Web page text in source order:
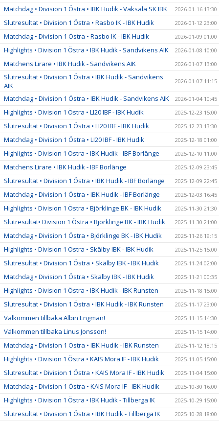
Matchdag • Division 1 Östra • IBK Hudik - Vaksala SK IBK 2026-01-16 13:30
Slutresultat • Division 1 Östra • Rasbo IK - IBK Hudik 2026-01-12 23:00
Matchdag • Division 1 Östra • Rasbo IK - IBK Hudik 2026-01-09 01:00
Highlights • Division 1 Östra • IBK Hudik - Sandvikens AIK 2026-01-08 10:00
Matchens Lirare • IBK Hudik - Sandvikens AIK 2026-01-07 13:00
Slutresultat • Division 1 Östra • IBK Hudik - Sandvikens
AIK
2026-01-07 11:15
Matchdag • Division 1 Östra • IBK Hudik - Sandvikens AIK 2026-01-04 10:45
Highlights • Division 1 Östra • LI20 IBF - IBK Hudik 2025-12-23 15:00
Slutresultat • Division 1 Östra • LI20 IBF - IBK Hudik 2025-12-23 13:30
Matchdag • Division 1 Östra • LI20 IBF - IBK Hudik 2025-12-18 01:00
Highlights • Division 1 Östra • IBK Hudik - IBF Borlänge 2025-12-10 11:00
Matchens Lirare • IBK Hudik - IBF Borlänge 2025-12-09 23:45
Slutresultat • Division 1 Östra • IBK Hudik - IBF Borlänge 2025-12-09 22:45
Matchdag • Division 1 Östra • IBK Hudik - IBF Borlänge 2025-12-03 16:45
Highlights • Division 1 Östra • Björklinge BK - IBK Hudik 2025-11-30 21:30
Slutresultat• Division 1 Östra • Björklinge BK - IBK Hudik 2025-11-30 21:00
Matchdag • Division 1 Östra • Björklinge BK - IBK Hudik 2025-11-26 19:15
Highlights • Division 1 Östra • Skälby IBK - IBK Hudik 2025-11-25 15:00
Slutresultat • Division 1 Östra • Skälby IBK - IBK Hudik 2025-11-24 02:00
Matchdag • Division 1 Östra • Skälby IBK - IBK Hudik 2025-11-21 00:35
Highlights • Division 1 Östra • IBK Hudik - IBK Runsten 2025-11-18 15:00
Slutresultat • Division 1 Östra • IBK Hudik - IBK Runsten 2025-11-17 23:00
Välkommen tillbaka Albin Engman! 2025-11-15 14:30
Välkommen tillbaka Linus Jonsson! 2025-11-15 14:00
Matchdag • Division 1 Östra • IBK Hudik - IBK Runsten 2025-11-12 18:15
Highlights • Division 1 Östra • KAIS Mora IF - IBK Hudik 2025-11-05 15:00
Slutresultat • Division 1 Östra • KAIS Mora IF - IBK Hudik 2025-11-04 15:00
Matchdag • Division 1 Östra • KAIS Mora IF - IBK Hudik 2025-10-30 16:00
Highlights • Division 1 Östra • IBK Hudik - Tillberga IK 2025-10-29 15:00
Slutresultat • Division 1 Östra • IBK Hudik - Tillberga IK 2025-10-28 18:00